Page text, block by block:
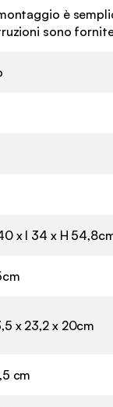
è
sono
x l 34 x H
x 23,2 x 20cm
cm